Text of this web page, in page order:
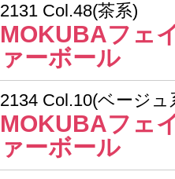
2131 Col.48(茶系)
MOKUBAフェ
ァーボール
2134 Col.10(ベージュ
MOKUBAフェ
ァーボール